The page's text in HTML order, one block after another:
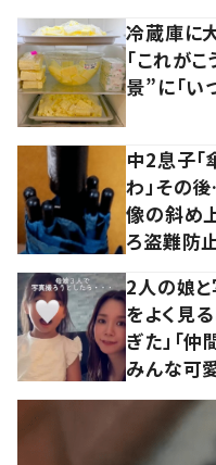
冷蔵庫に
「これが
景”に「い
中2息子「
わ」その
像の斜め上
ろ盗難防止
2人の娘と
をよく見
ぎた」「
みんな可